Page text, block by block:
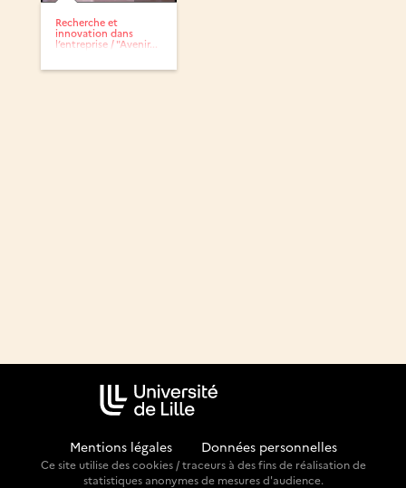
Recherche et
innovation dans
l’entreprise / "Avenir...
Mentions légales Données personnelles
Ce site utilise des cookies / traceurs à des fins de réalisation de
statistiques anonymes de mesures d'audience.